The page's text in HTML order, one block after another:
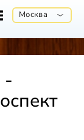
Москва
-